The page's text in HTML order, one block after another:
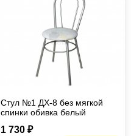
Стул №1 ДХ-8 без мягкой
спинки обивка белый
1 730 ₽